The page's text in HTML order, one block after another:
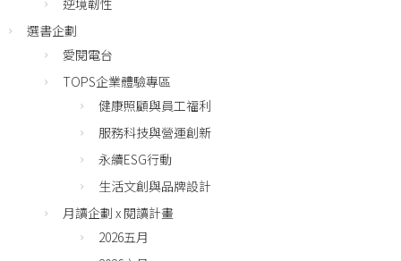
選書企劃
愛閱電台
TOPS企業體驗專區
健康照顧與員工福利
服務科技與營運創新
永續ESG行動
生活文創與品牌設計
月讀企劃 x 閱讀計畫
2026五月